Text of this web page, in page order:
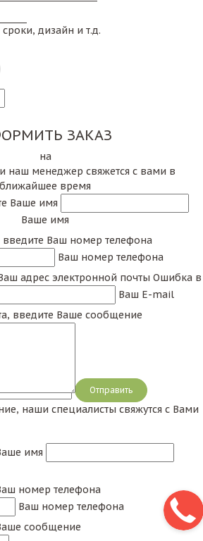
дизайн и т.д.
ЗАКАЗ
на
и наш менеджер свяжется с вами в
ближайшее время
Ваше имя
Ваше имя
введите Ваш номер телефона
Ваш номер телефона
адрес электронной почты Ошибка в
Ваш E-mail
введите Ваше сообщение
Сообщение
наши специалисты свяжутся с Вами
имя
номер телефона
Ваш номер телефона
сообщение